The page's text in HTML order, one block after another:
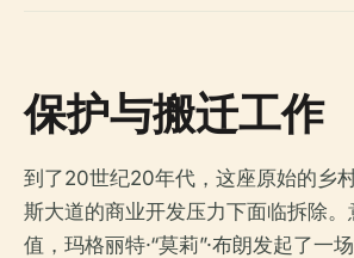
保护与搬迁工作
到了20世纪20年代，这座原始的乡
斯大道的商业开发压力下面临拆除
值，玛格丽特·“莫莉”·布朗发起了一